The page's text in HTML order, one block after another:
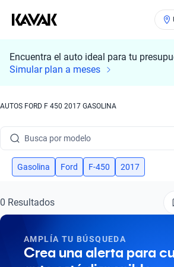
Encuentra el auto ideal para tu
Simular plan a meses
AUTOS FORD F 450 2017 GASOLINA
Busca por modelo
Busca por versión
Busca por marca
Busca por modelo
Gasolina Ford F-450 2017
0 Resultados
AMPLÍA TU BÚSQUEDA
Crea una alerta para